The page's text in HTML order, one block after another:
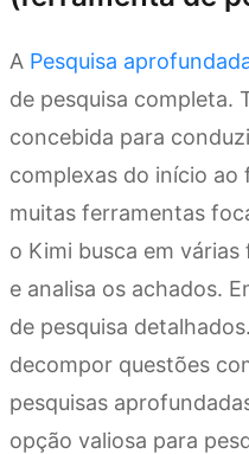
A Pesquisa
de pesquisa completa.
concebida para
complexas do início
muitas ferramentas
o Kimi busca em
e analisa os achados.
de pesquisa
decompor questões
pesquisas
opção valiosa para